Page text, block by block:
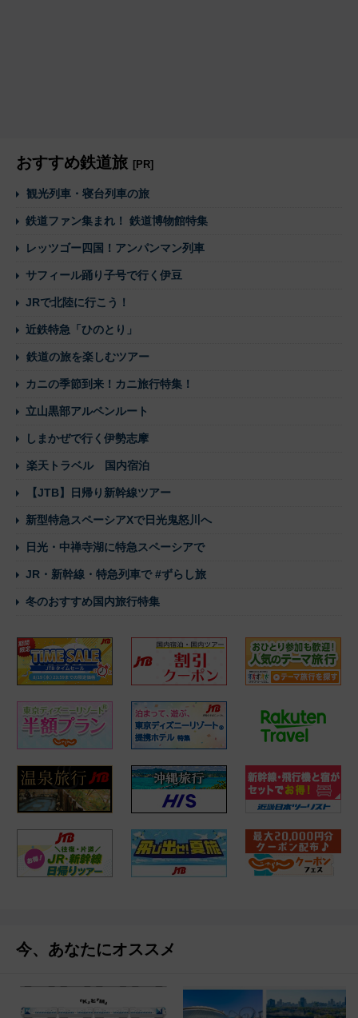
おすすめ鉄道旅 [PR]
観光列車・寝台列車の旅
鉄道ファン集まれ！ 鉄道博物館特集
レッツゴー四国！アンパンマン列車
サフィール踊り子号で行く伊豆
JRで北陸に行こう！
近鉄特急「ひのとり」
鉄道の旅を楽しむツアー
カニの季節到来！カニ旅行特集！
立山黒部アルペンルート
しまかぜで行く伊勢志摩
楽天トラベル 国内宿泊
【JTB】日帰り新幹線ツアー
新型特急スペーシアXで日光鬼怒川へ
日光・中禅寺湖に特急スペーシアで
JR・新幹線・特急列車で #ずらし旅
冬のおすすめ国内旅行特集
今、あなたにオススメ